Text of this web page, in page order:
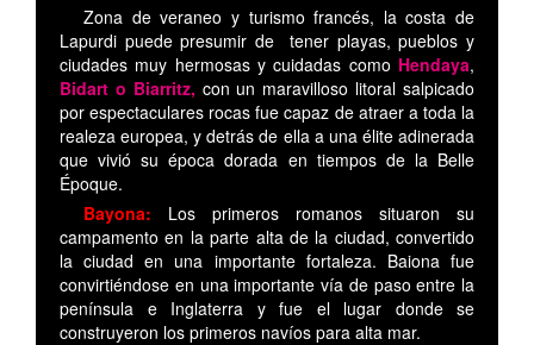
Zona de veraneo y turismo francés, la costa de
Lapurdi puede presumir de tener playas, pueblos y
ciudades muy hermosas y cuidadas como Hendaya,
Bidart o Biarritz, con un maravilloso litoral salpicado
por espectaculares rocas fue capaz de atraer a toda la
realeza europea, y detrás de ella a una élite adinerada
que vivió su época dorada en tiempos de la Belle
Époque.
Bayona: Los primeros romanos situaron su
campamento en la parte alta de la ciudad, convertido
la ciudad en una importante fortaleza. Baiona fue
convirtiéndose en una importante vía de paso entre la
península e Inglaterra y fue el lugar donde se
construyeron los primeros navíos para alta mar.